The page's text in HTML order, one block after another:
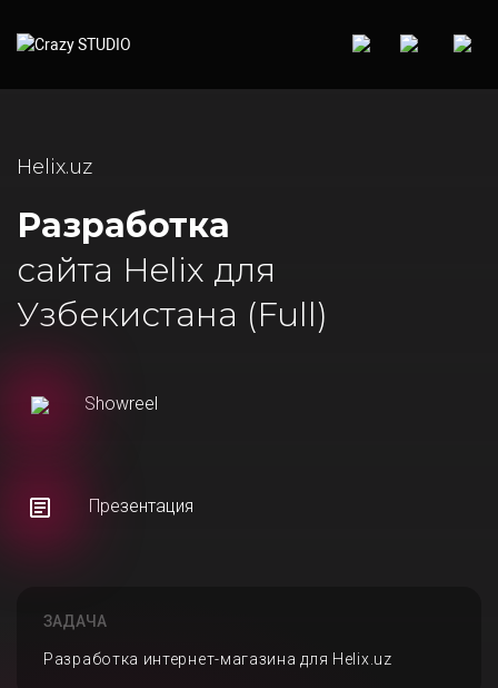
Helix.uz
Разработка
сайта Helix для
Узбекистана (Full)
Showreel
Презентация
ЗАДАЧА
Разработка интернет-магазина для Helix.uz